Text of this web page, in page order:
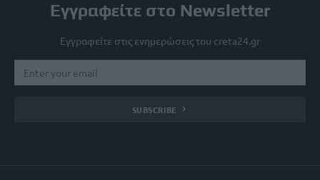
Εγγραφείτε στο Newsletter
Εγγραφείτε στις ενημερώσεις του creta24.gr
SUBSCRIBE